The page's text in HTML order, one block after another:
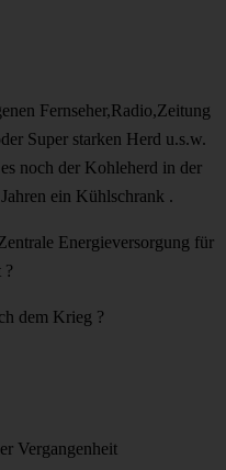
Fernseher,Radio,Zeitung
Super starken Herd u.s.w.
noch der Kohleherd in der
ein Kühlschrank .
Energieversorgung für
?
dem Krieg ?
Vergangenheit